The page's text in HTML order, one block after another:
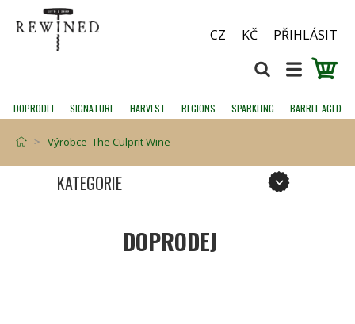
CZ KČ PŘIHLÁSIT
DOPRODEJ SIGNATURE HARVEST REGIONS SPARKLING BARREL AGED
Výrobce The Culprit Wine
KATEGORIE
DOPRODEJ